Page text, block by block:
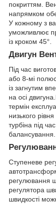
покриттям.
напрямком
У кожному з
уможливлює
із кроком 45°.
Двигун
Під час
або 8-мі
із загнутим
на осі
термін
низького
турбіна під
Ступеневе
регулювання
регулятора
швидкості